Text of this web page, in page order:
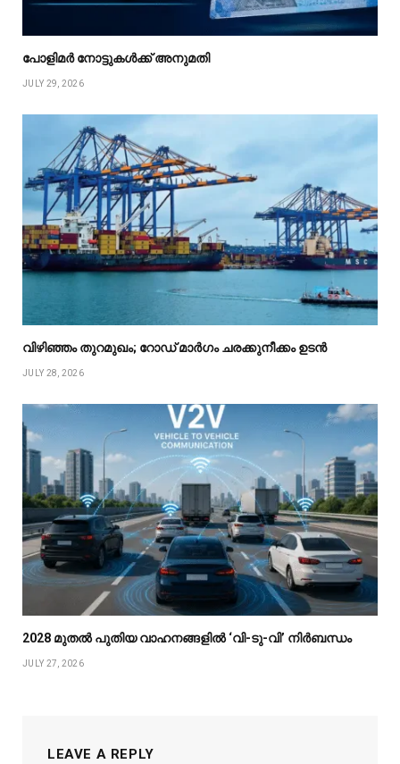
പോളിമർ നോട്ടുകൾക്ക് അനുമതി
JULY 29, 2026
വിഴിഞ്ഞം തുറമുഖം; റോഡ് മാർഗം ചരക്കുനീക്കം ഉടൻ
JULY 28, 2026
2028 മുതൽ പുതിയ വാഹനങ്ങളിൽ ‘വി-ടു-വി’ നിർബന്ധം
JULY 27, 2026
LEAVE A REPLY